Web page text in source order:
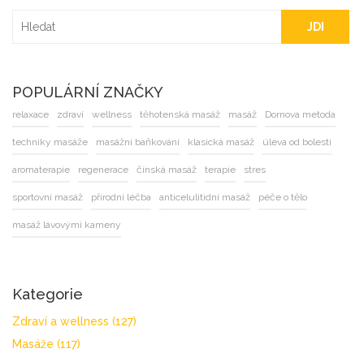
JDI
POPULÁRNÍ ZNAČKY
relaxace zdraví wellness těhotenská masáž masáž Dornova metoda
techniky masáže masážní baňkování klasická masáž úleva od bolesti
aromaterapie regenerace čínská masáž terapie stres
sportovní masáž přírodní léčba anticelulitidní masáž péče o tělo
masáž lávovými kameny
Kategorie
Zdraví a wellness (127)
Masáže (117)